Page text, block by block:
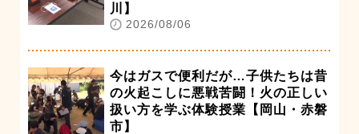
川】
2026/08/06
今はガスで便利だが…子供たちは昔
の火起こしに悪戦苦闘！火の正しい
扱い方を学ぶ体験授業【岡山・赤磐
市】